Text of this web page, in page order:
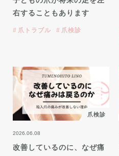
右することもあります
爪トラブル 爪検診
爪検診
2026.06.08
改善しているのに、なぜ痛